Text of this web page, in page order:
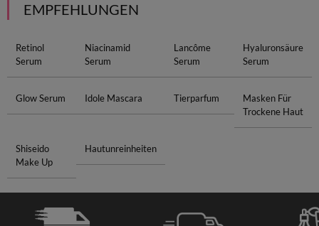
EMPFEHLUNGEN
Retinol
Serum
Niacinamid
Serum
Lancôme
Serum
Hyaluronsäure
Serum
Glow Serum Idole Mascara Tierparfum
Masken Für
Trockene Haut
Shiseido
Make Up
Hautunreinheiten